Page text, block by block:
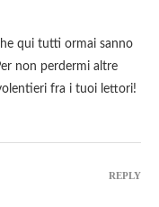
qui tutti ormai sanno
non perdermi altre
fra i tuoi lettori!
REPLY